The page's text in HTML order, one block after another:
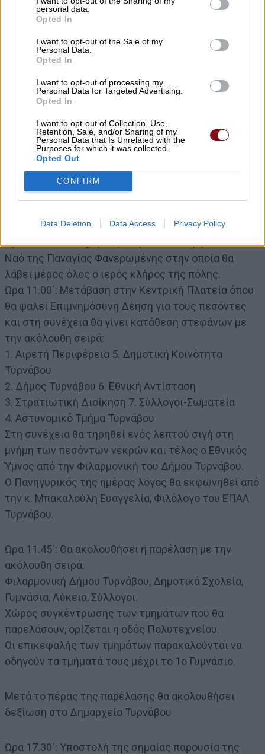
personal data.
Opted In
I want to opt-out of the Sale of my
Personal Data.
Opted In
I want to opt-out of processing my
Personal Data for Targeted Advertising.
Opted In
I want to opt-out of Collection, Use,
Retention, Sale, and/or Sharing of my
Personal Data that Is Unrelated with the
Purposes for which it was collected.
Opted Out
CONFIRM
Data Deletion Data Access Privacy Policy
Ώρα 7.30΄: Θα χτυπήσουν χαρμόσυνα οι καμπάνες
πόλης.
Ώρα 8.30΄: Έπαρση της Σημαίας στην Κεντρική
Πλατεία της πόλης παρουσία της Φιλαρμονικής του
Δήμου Τυρνάβου.
Συλλόγων, Σωματείων με τις Σημαίες και τα λάβαρά
τους στον Μητροπολιτικό Ναό της Παναγίας
Φανερωμένης.
Ώρα 10.40΄: Πέρας προσέλευσης επισήμων και των
προσκεκλημένων στον Μητροπολιτικό Ναό
Ναό της Παναγίας Φανερωμένης στην οποία θα
λάβει μέρος όλος ο ιερός κλήρος της πόλης.
Ώρα 11.00΄: Μετάβαση στην Κεντρική Πλατεία όπου
θα ψαλεί Επιμνημόσυνη Δέηση για τους πεσόντες
και στη συνέχεια θα γίνει κατάθεση στεφάνων με
την ακόλουθη σειρά:
1. Αιρετή Περιφέρεια 5. Δημοτική Κοινότητα
Τυρνάβου
2. Δήμος Τυρνάβου 6. Εθνική Αντίσταση
3. Στρατιωτική Διοίκηση 7. Σύλλογοι-Σωματεία
4. Αστυνομικό Τμήμα Τυρνάβου
Στη συνέχεια θα τηρηθεί ενός λεπτού σιγή στη
μνήμη των πεσόντων νεκρών και τέλος ο Εθνικός
Ύμνος από την Φιλαρμονική του Δήμου Τυρνάβου.
Ο Πανηγυρικός της ημέρας λόγος θα εκφωνηθεί από
την κ. Μπακαλούλη Ευαγγελία, Φιλόλογο του ΕΠΑΛ
Τυρνάβου.
Ώρα 11.45΄: Θα ακολουθήσει η παρέλαση με την
ακόλουθη σειρά:
Φιλαρμονική Δήμου Τυρνάβου, Δημοτικά Σχολεία,
Γυμνάσια, Λύκεια, Σύλλογοι.
Χώρος συγκέντρωσης των τμημάτων που θα
παρελάσουν, ορίζεται η οδός Πολυτεχνείου.
Οι επικεφαλής των τμημάτων παρακαλούνται να
οδηγούν τα τμήματά τους μέχρι το 1ο Γυμνάσιο.
Μετά το πέρας της παρέλασης θα ακολουθήσει
δεξίωση στο Δημαρχείο Τυρνάβου
Ώρα 17.30΄: Υποστολή της σημαίας παρουσία της